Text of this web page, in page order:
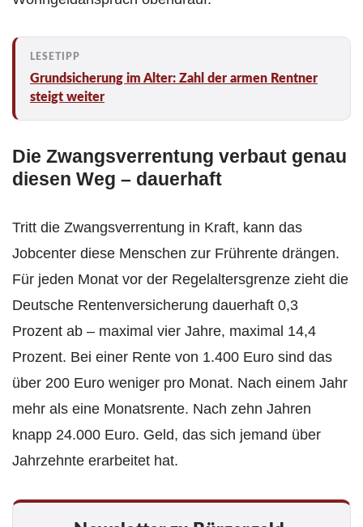
Grundsicherung im Alter: Zahl der armen Rentner
steigt weiter
Die Zwangsverrentung verbaut genau
diesen Weg – dauerhaft
Tritt die Zwangsverrentung in Kraft, kann das
Jobcenter diese Menschen zur Frührente drängen.
Für jeden Monat vor der Regelaltersgrenze zieht die
Deutsche Rentenversicherung dauerhaft 0,3
Prozent ab – maximal vier Jahre, maximal 14,4
Prozent. Bei einer Rente von 1.400 Euro sind das
über 200 Euro weniger pro Monat. Nach einem Jahr
mehr als eine Monatsrente. Nach zehn Jahren
knapp 24.000 Euro. Geld, das sich jemand über
Jahrzehnte erarbeitet hat.